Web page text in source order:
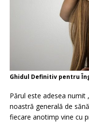
Ghidul Definitiv pentru
Părul este adesea numit
noastră generală de
fiecare anotimp vine cu